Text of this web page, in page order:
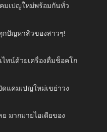
มเปญใหม่พร้อมกันทั่ว
ปัญหาสิวของสาวๆ!
ทน์ด้วยเครื่องดื่มช็อคโก
แคมเปญใหม่เขย่าวง
มากมายไอเดียของ